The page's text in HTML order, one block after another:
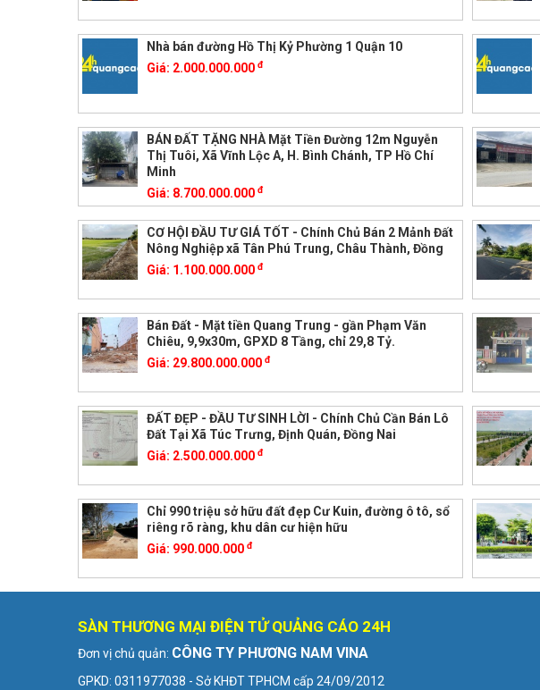
Nhà bán đường Hồ Thị Kỷ Phường 1 Quận 10
Giá: 2.000.000.000 đ
BÁN ĐẤT TẶNG NHÀ Mặt Tiền Đường 12m Nguyễn
Thị Tuôi, Xã Vĩnh Lộc A, H. Bình Chánh, TP Hồ Chí
Minh
Giá: 8.700.000.000 đ
CƠ HỘI ĐẦU TƯ GIÁ TỐT - Chính Chủ Bán 2 Mảnh Đất
Nông Nghiệp xã Tân Phú Trung, Châu Thành, Đồng
Giá: 1.100.000.000 đ
Bán Đất - Mặt tiền Quang Trung - gần Phạm Văn
Chiêu, 9,9x30m, GPXD 8 Tầng, chỉ 29,8 Tỷ.
Giá: 29.800.000.000 đ
ĐẤT ĐẸP - ĐẦU TƯ SINH LỜI - Chính Chủ Cần Bán Lô
Đất Tại Xã Túc Trưng, Định Quán, Đồng Nai
Giá: 2.500.000.000 đ
Chỉ 990 triệu sở hữu đất đẹp Cư Kuin, đường ô tô, sổ
riêng rõ ràng, khu dân cư hiện hữu
Giá: 990.000.000 đ
SÀN THƯƠNG MẠI ĐIỆN TỬ QUẢNG CÁO 24H
Đơn vị chủ quản: CÔNG TY PHƯƠNG NAM VINA
GPKD: 0311977038 - Sở KHĐT TPHCM cấp 24/09/2012